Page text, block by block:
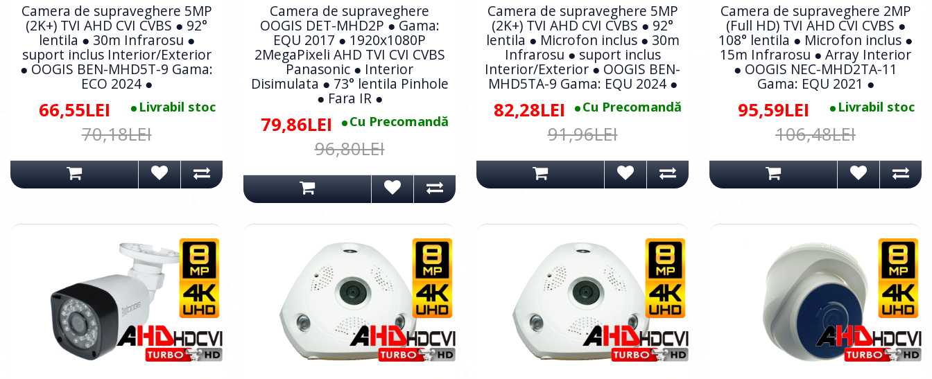
Camera de supraveghere 5MP
(2K+) TVI AHD CVI CVBS ● 92°
lentila ● 30m Infrarosu ●
suport inclus Interior/Exterior
● OOGIS BEN-MHD5T-9 Gama:
ECO 2024 ●
Livrabil stoc
66,55LEI
70,18LEI
Camera de supraveghere
OOGIS DET-MHD2P ● Gama:
EQU 2017 ● 1920x1080P
2MegaPixeli AHD TVI CVI CVBS
Panasonic ● Interior
Disimulata ● 73° lentila Pinhole
● Fara IR ●
Cu Precomandă
79,86LEI
96,80LEI
Camera de supraveghere 5MP
(2K+) TVI AHD CVI CVBS ● 92°
lentila ● Microfon inclus ● 30m
Infrarosu ● suport inclus
Interior/Exterior ● OOGIS BEN-
MHD5TA-9 Gama: EQU 2024 ●
Cu Precomandă
82,28LEI
91,96LEI
Camera de supraveghere 2MP
(Full HD) TVI AHD CVI CVBS ●
108° lentila ● Microfon inclus ●
15m Infrarosu ● Array Interior
● OOGIS NEC-MHD2TA-11
Gama: EQU 2021 ●
Livrabil stoc
95,59LEI
106,48LEI